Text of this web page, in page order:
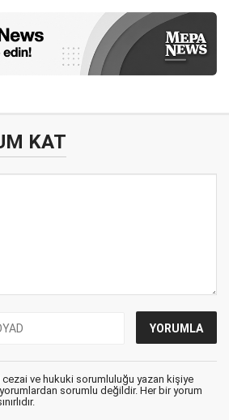
KAT
cezai ve hukuki sorumluluğu yazan kişiye
sorumlu değildir. Her bir yorum